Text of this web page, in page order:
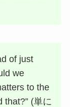
of just
we
to the
that?” (単に